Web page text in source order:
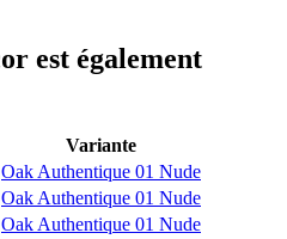
est également
Variante
Oak Authentique 01 Nude
Oak Authentique 01 Nude
Oak Authentique 01 Nude